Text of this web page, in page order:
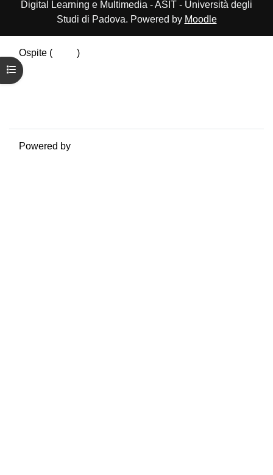
Apri indice del corso
Digital Learning e Multimedia - ASIT - Università degli
Studi di Padova. Powered by Moodle
Ospite (
)
Riepilogo della conservazione dei dati
Politiche
Powered by